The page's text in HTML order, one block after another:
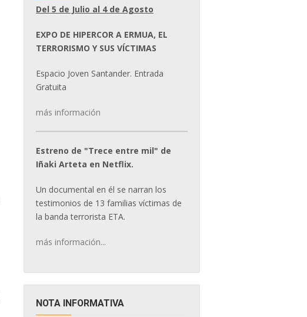
Del 5 de Julio al 4 de Agosto
EXPO DE HIPERCOR A ERMUA, EL
TERRORISMO Y SUS VÍCTIMAS
Espacio Joven Santander. Entrada
Gratuita
más información
Estreno de "Trece entre mil" de
Iñaki Arteta en Netflix.
Un documental en él se narran los
testimonios de 13 familias víctimas de
la banda terrorista ETA.
más información...
NOTA INFORMATIVA